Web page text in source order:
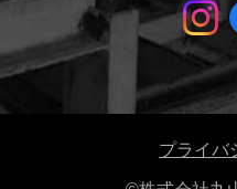
プライバ